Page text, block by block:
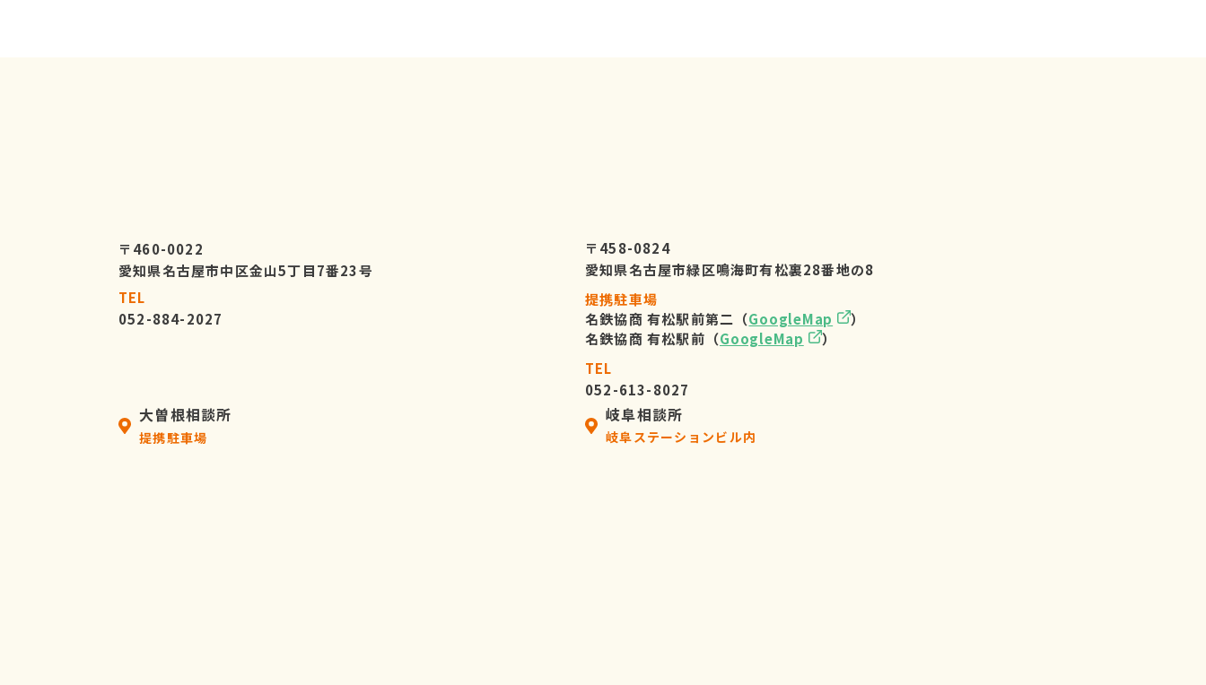
〒460-0022
愛知県名古屋市中区金山5丁目7番23号
TEL
052-884-2027
〒458-0824
愛知県名古屋市緑区鳴海町有松裏28番地の8
提携駐車場
名鉄協商 有松駅前第二（GoogleMap
）
名鉄協商 有松駅前（GoogleMap
）
TEL
052-613-8027
大曽根相談所
提携駐車場
岐阜相談所
岐阜ステーションビル内